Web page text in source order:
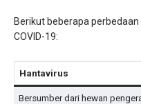
Berikut beberapa
COVID-19:
Hantavirus
Bersumber dari hewan